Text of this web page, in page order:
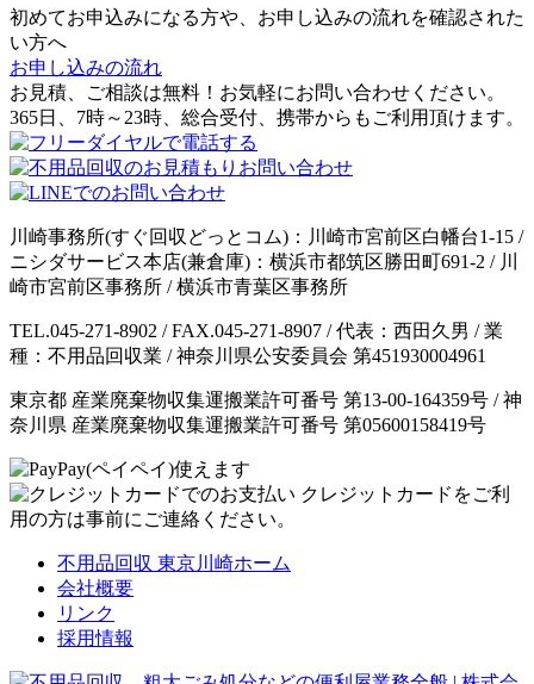
初めてお申込みになる方や、お申し込みの流れを確認された
い方へ
お申し込みの流れ
お見積、ご相談は無料！お気軽にお問い合わせください。
365日、7時～23時、総合受付、携帯からもご利用頂けます。
川崎事務所(すぐ回収どっとコム)：川崎市宮前区白幡台1-15 /
ニシダサービス本店(兼倉庫)：横浜市都筑区勝田町691-2 / 川
崎市宮前区事務所 / 横浜市青葉区事務所
TEL.045-271-8902 / FAX.045-271-8907 / 代表：西田久男 / 業
種：不用品回収業 / 神奈川県公安委員会 第451930004961
東京都 産業廃棄物収集運搬業許可番号 第13-00-164359号 / 神
奈川県 産業廃棄物収集運搬業許可番号 第05600158419号
クレジットカードをご利
用の方は事前にご連絡ください。
不用品回収 東京川崎ホーム
会社概要
リンク
採用情報